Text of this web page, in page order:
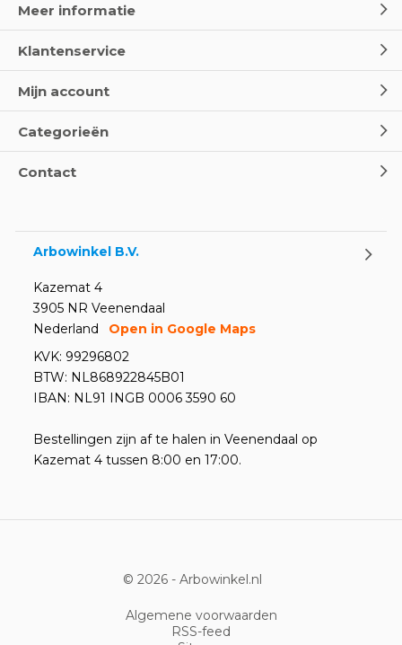
Meer informatie
Klantenservice
Mijn account
Categorieën
Contact
Arbowinkel B.V.
Kazemat 4
3905 NR Veenendaal
Nederland
Open in Google Maps
KVK: 99296802
BTW: NL868922845B01
IBAN: NL91 INGB 0006 3590 60
Bestellingen zijn af te halen in Veenendaal op
Kazemat 4 tussen 8:00 en 17:00.
© 2026 - Arbowinkel.nl
Algemene voorwaarden
RSS-feed